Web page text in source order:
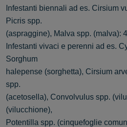
Infestanti biennali ad es. Cirsium
Picris spp.
(aspraggine), Malva spp. (malva):
Infestanti vivaci e perenni ad es.
Sorghum
halepense (sorghetta), Cirsium
spp.
(acetosella), Convolvulus spp.
(vilucchione),
Potentilla spp. (cinquefoglie